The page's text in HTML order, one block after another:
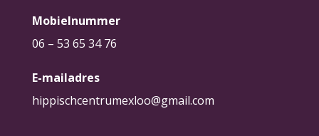
Mobielnummer
06 – 53 65 34 76
E-mailadres
hippischcentrumexloo@gmail.com